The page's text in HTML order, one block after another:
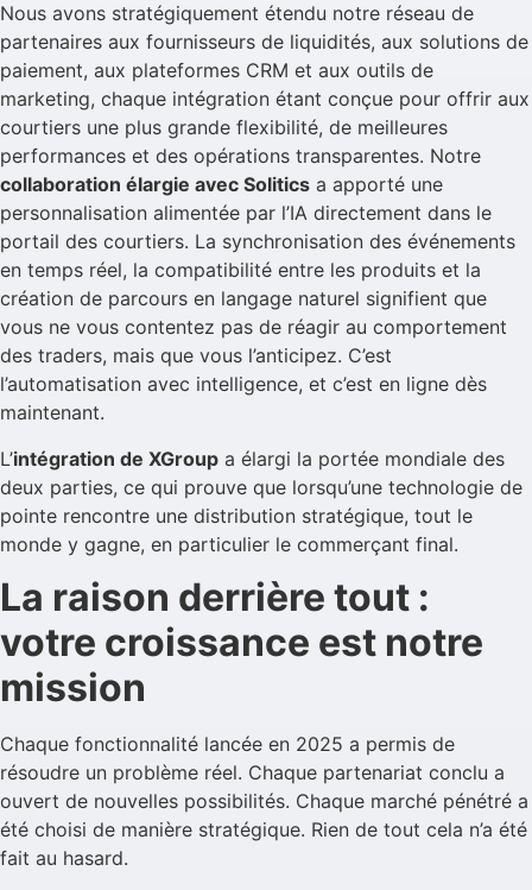
Nous avons stratégiquement étendu notre réseau de
partenaires aux fournisseurs de liquidités, aux solutions de
paiement, aux plateformes CRM et aux outils de
marketing, chaque intégration étant conçue pour offrir aux
courtiers une plus grande flexibilité, de meilleures
performances et des opérations transparentes. Notre
collaboration élargie avec Solitics a apporté une
personnalisation alimentée par l’IA directement dans le
portail des courtiers. La synchronisation des événements
en temps réel, la compatibilité entre les produits et la
création de parcours en langage naturel signifient que
vous ne vous contentez pas de réagir au comportement
des traders, mais que vous l’anticipez. C’est
l’automatisation avec intelligence, et c’est en ligne dès
maintenant.
L’intégration de XGroup a élargi la portée mondiale des
deux parties, ce qui prouve que lorsqu’une technologie de
pointe rencontre une distribution stratégique, tout le
monde y gagne, en particulier le commerçant final.
La raison derrière tout :
votre croissance est notre
mission
Chaque fonctionnalité lancée en 2025 a permis de
résoudre un problème réel. Chaque partenariat conclu a
ouvert de nouvelles possibilités. Chaque marché pénétré a
été choisi de manière stratégique. Rien de tout cela n’a été
fait au hasard.